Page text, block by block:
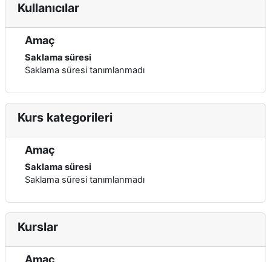
Kullanıcılar
Amaç
Saklama süresi
Saklama süresi tanımlanmadı
Kurs kategorileri
Amaç
Saklama süresi
Saklama süresi tanımlanmadı
Kurslar
Amaç